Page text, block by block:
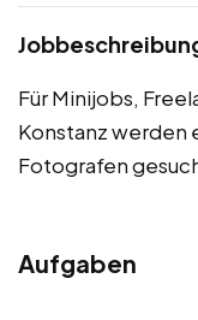
Für Minijobs,
Konstanz werden
Fotografen
Aufgaben